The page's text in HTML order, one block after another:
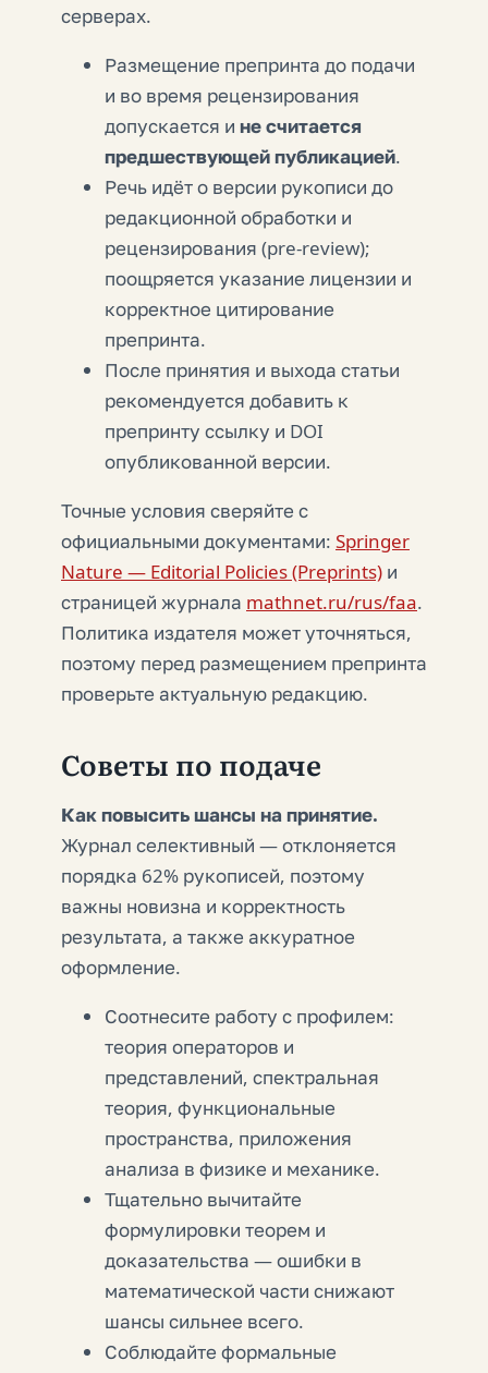
серверах.
Размещение препринта до подачи
и во время рецензирования
допускается и не считается
предшествующей публикацией.
Речь идёт о версии рукописи до
редакционной обработки и
рецензирования (pre-review);
поощряется указание лицензии и
корректное цитирование
препринта.
После принятия и выхода статьи
рекомендуется добавить к
препринту ссылку и DOI
опубликованной версии.
Точные условия сверяйте с
официальными документами: Springer
Nature — Editorial Policies (Preprints) и
страницей журнала mathnet.ru/rus/faa.
Политика издателя может уточняться,
поэтому перед размещением препринта
проверьте актуальную редакцию.
Советы по подаче
Как повысить шансы на принятие.
Журнал селективный — отклоняется
порядка 62% рукописей, поэтому
важны новизна и корректность
результата, а также аккуратное
оформление.
Соотнесите работу с профилем:
теория операторов и
представлений, спектральная
теория, функциональные
пространства, приложения
анализа в физике и механике.
Тщательно вычитайте
формулировки теорем и
доказательства — ошибки в
математической части снижают
шансы сильнее всего.
Соблюдайте формальные